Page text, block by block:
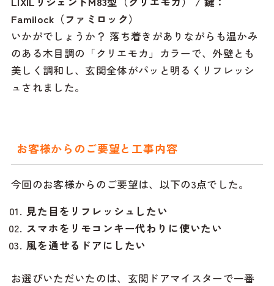
Familock（ファミロック）
いかがでしょうか？ 落ち着きがありながらも温かみ
のある木目調の「クリエモカ」カラーで、外壁とも
美しく調和し、玄関全体がパッと明るくリフレッシ
ュされました。
お客様からのご要望と工事内容
今回のお客様からのご要望は、以下の3点でした。
見た目をリフレッシュしたい
スマホをリモコンキー代わりに使いたい
風を通せるドアにしたい
お選びいただいたのは、玄関ドアマイスターで一番